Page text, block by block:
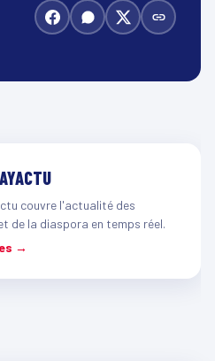
couvre l'actualité des
de la diaspora en temps réel.
→